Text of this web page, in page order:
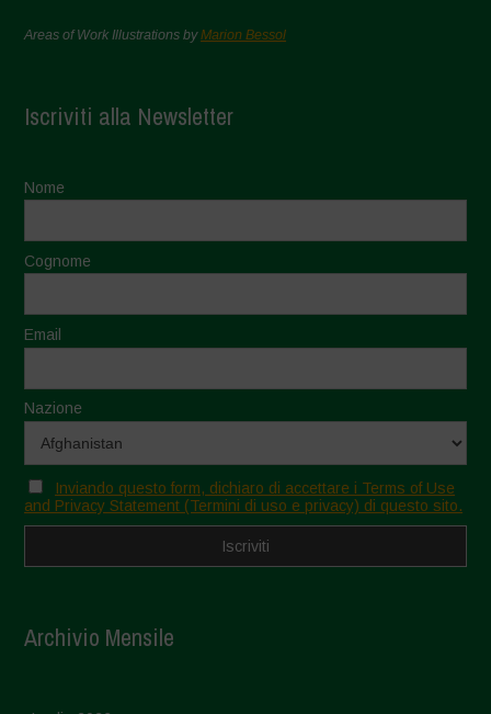
Areas of Work Illustrations byMarion Bessol
Iscriviti alla Newsletter
Nome
Cognome
Email
Nazione
Inviando questo form, dichiaro di accettare i Terms of Use
and Privacy Statement (Termini di uso e privacy) di questo sito.
Archivio Mensile